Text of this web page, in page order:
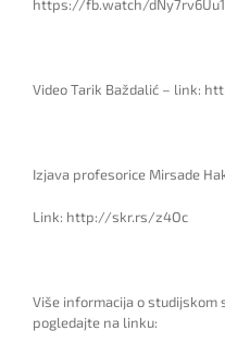
https://fb.watch/
Video Tarik Baždalić – link:
Izjava profesorice Mirsade
Link: http://skr.rs/z4Oc
Više informacija o
pogledajte na linku: